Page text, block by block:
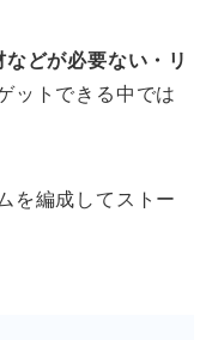
などが必要ない・リ
ットできる中では
を編成してストー